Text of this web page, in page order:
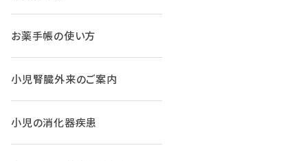
お薬手帳の使い方
小児腎臓外来のご案内
小児の消化器疾患